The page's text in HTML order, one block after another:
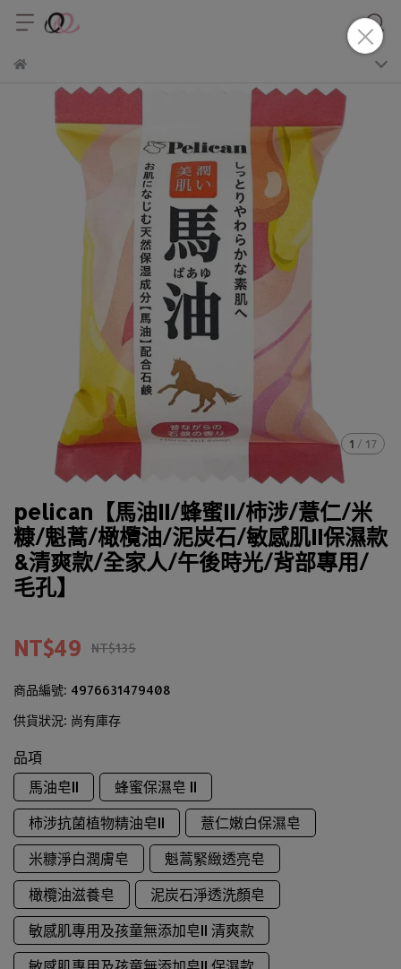
1 / 17
pelican【馬油II/蜂蜜II/柿涉/薏仁/米
糠/魁蒿/橄欖油/泥炭石/敏感肌II保濕款
&清爽款/全家人/午後時光/背部專用/
毛孔】
NT$49 NT$135
商品編號: 4976631479408
供貨狀況: 尚有庫存
品項
馬油皂II
蜂蜜保濕皂 II
柿涉抗菌植物精油皂II
薏仁嫩白保濕皂
米糠淨白潤膚皂
魁蒿緊緻透亮皂
橄欖油滋養皂
泥炭石淨透洗顏皂
敏感肌專用及孩童無添加皂II 清爽款